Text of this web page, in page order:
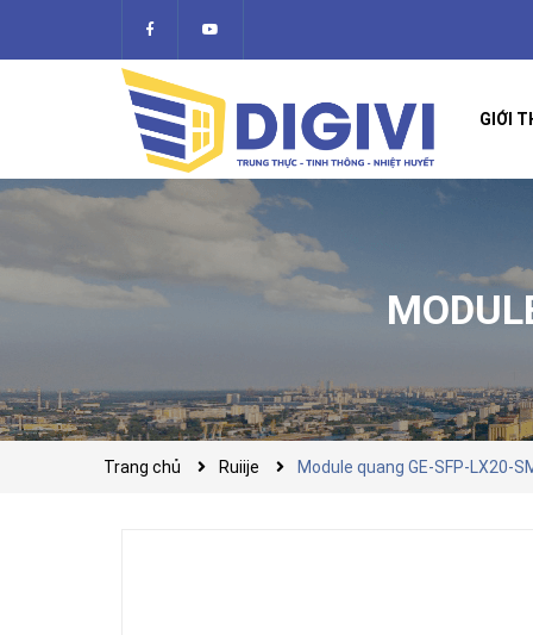
GIỚI
Trang chủ Ruiije Module quang GE-SFP-LX20-